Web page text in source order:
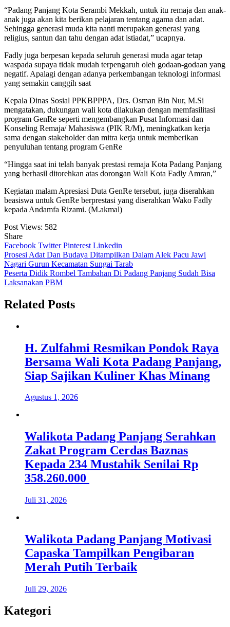
“Padang Panjang Kota Serambi Mekkah, untuk itu remaja dan anak-
anak juga akan kita berikan pelajaran tentang agama dan adat.
Sehingga generasi muda kita nanti merupakan generasi yang
religius, santun dan tahu dengan adat istiadat,” ucapnya.
Fadly juga berpesan kepada seluruh generasi muda agar tetap
waspada supaya tidak mudah terpengaruh oleh godaan-godaan yang
negatif. Apalagi dengan adanya perkembangan teknologi informasi
yang semakin canggih saat
Kepala Dinas Sosial PPKBPPPA, Drs. Osman Bin Nur, M.Si
mengatakan, dukungan wali kota dilakukan dengan memfasilitasi
program GenRe seperti mengembangkan Pusat Informasi dan
Konseling Remaja/ Mahasiswa (PIK R/M), meningkatkan kerja
sama dengan stakeholder dan mitra kerja untuk memberikan
penyuluhan tentang program GenRe
“Hingga saat ini telah banyak prestasi remaja Kota Padang Panjang
yang berhasil ditorehkan atas dorongan Wali Kota Fadly Amran,”
Kegiatan malam Apresiasi Duta GenRe tersebut, juga diserahkan
beasiswa untuk GenRe berprestasi yang diserahkan Wako Fadly
kepada Andamfa Rizami. (M.akmal)
Post Views: 582
Share
Facebook TwitterPinterest Linkedin
Navigasi
pos
Prosesi Adat Dan Budaya Ditampilkan Dalam Alek Pacu Jawi
Nagari Gurun Kecamatan Sungai Tarab
Peserta Didik Rombel Tambahan Di Padang Panjang Sudah Bisa
Laksanakan PBM
Related Posts
H. Zulfahmi Resmikan Pondok Raya
Bersama Wali Kota Padang Panjang,
Siap Sajikan Kuliner Khas Minang
Agustus 1, 2026
Walikota Padang Panjang Serahkan
Zakat Program Cerdas Baznas
Kepada 234 Mustahik Senilai Rp
358.260.000
Juli 31, 2026
Walikota Padang Panjang Motivasi
Capaska Tampilkan Pengibaran
Merah Putih Terbaik
Juli 29, 2026
Kategori